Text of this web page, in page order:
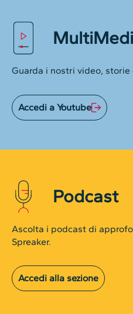
Guarda i nostri video, storie
Accedi a Youtube
Podcast
Ascolta i podcast di
Spreaker.
Accedi alla sezione